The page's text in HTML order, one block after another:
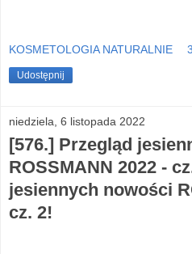
KOSMETOLOGIA NATURALNIE
Udostępnij
niedziela, 6 listopada 2022
[576.] Przegląd
ROSSMANN 2022 -
jesiennych nowości
cz. 2!